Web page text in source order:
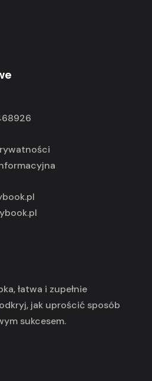
łatwa i zupełnie
jak uprościć sposób
sukcesem.